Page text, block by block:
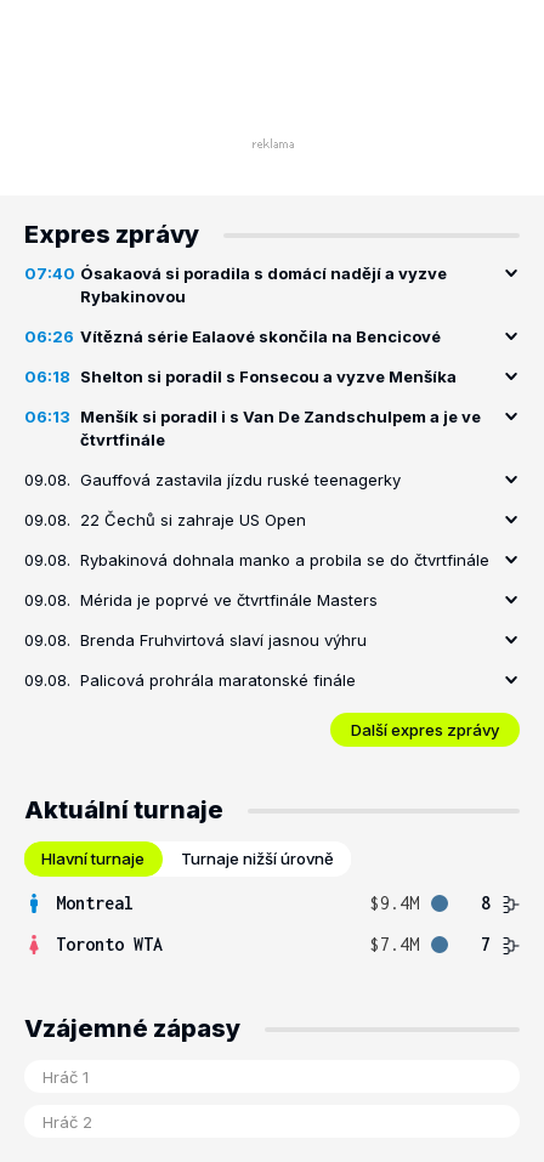
Expres zprávy
07:40 Ósakaová si poradila s domácí nadějí a vyzve
Rybakinovou
06:26 Vítězná série Ealaové skončila na Bencicové
06:18 Shelton si poradil s Fonsecou a vyzve Menšíka
06:13
Menšík si poradil i s Van De Zandschulpem a je ve
čtvrtfinále
09.08. Gauffová zastavila jízdu ruské teenagerky
09.08. 22 Čechů si zahraje US Open
09.08. Rybakinová dohnala manko a probila se do čtvrtfinále
09.08. Mérida je poprvé ve čtvrtfinále Masters
09.08. Brenda Fruhvirtová slaví jasnou výhru
09.08. Palicová prohrála maratonské finále
Další expres zprávy
Aktuální turnaje
Hlavní turnaje Turnaje nižší úrovně
Montreal $9.4M
8
Toronto WTA
$7.4M 7
Vzájemné zápasy